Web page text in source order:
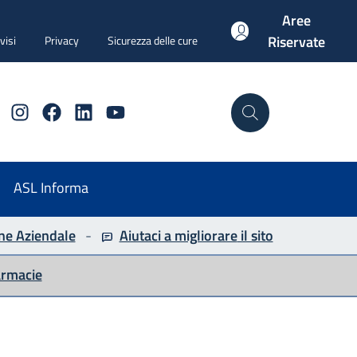
Privacy Sicurezza delle cure
Aree
Riservate
InstagramFacebookLinkedinYouTube
ASL Informa
Aziendale- Aiutaci a migliorareil sito